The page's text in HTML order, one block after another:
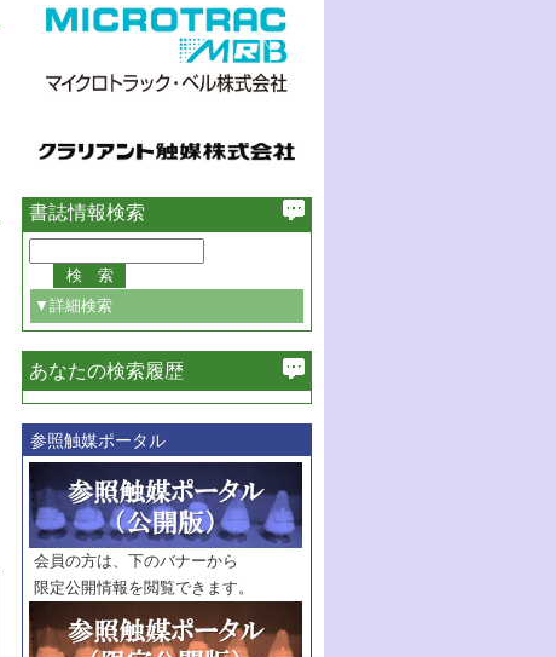
書誌情報検索
▼詳細検索
必ず含む
巻・号指定
巻
号
範囲指定
巻
号～
巻
号
触媒年鑑
年度
記事種別
あなたの検索履歴
参照触媒ポータル
会員の方は、下のバナーから
限定公開情報を閲覧できます。